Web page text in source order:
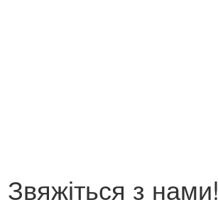
з нами!